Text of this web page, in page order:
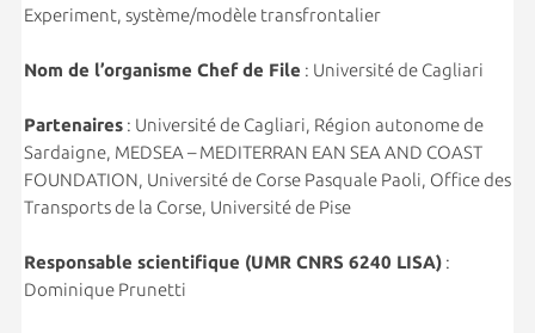
Experiment, système/modèle transfrontalier
Nom de l’organisme Chef de File : Université de Cagliari
Partenaires: Université de Cagliari, Région autonome de
Sardaigne, MEDSEA – MEDITERRAN EAN SEA AND COAST
FOUNDATION, Université de Corse Pasquale Paoli, Office des
Transports de la Corse, Université de Pise
Responsable scientifique (UMR CNRS 6240 LISA):
Dominique Prunetti